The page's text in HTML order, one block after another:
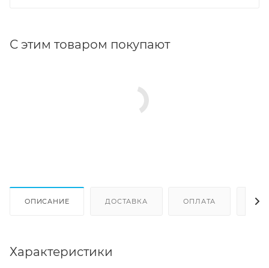
С этим товаром покупают
ОПИСАНИЕ ДОСТАВКА ОПЛАТА
Характеристики